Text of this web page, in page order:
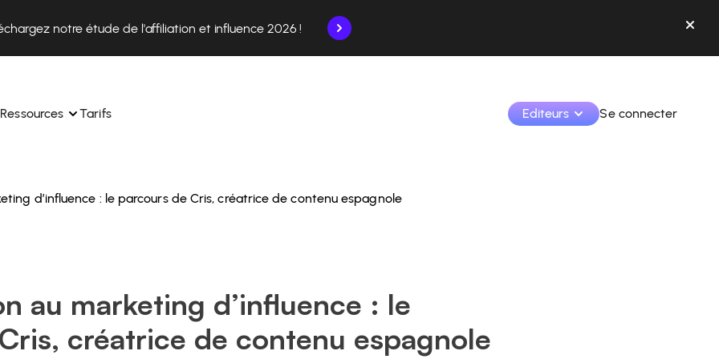
notre étude de l'affiliation et influence 2026 !
toute
en un seul endroit.
de vos affiliés en toute
Ressources
Apprenez à utiliser la plateforme pas à pas.
Suivez nos conseils, actus et tendances du secteur.
Tarifs Editeurs Se connecter
d’influence : le parcours de Cris, créatrice de contenu espagnole
au marketing d’influence : le
créatrice de contenu espagnole